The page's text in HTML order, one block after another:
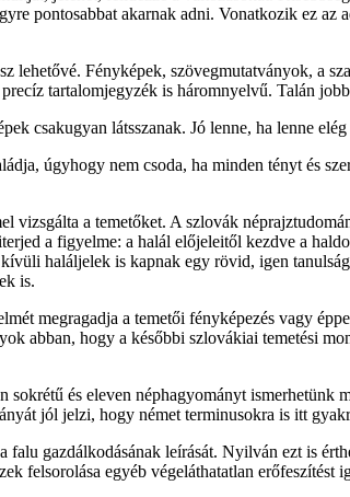
pontosabbat akarnak adni. Vonatkozik ez
lehetővé. Fényképek, szövegmutatványok, a
tartalomjegyzék is háromnyelvű. Talán
csakugyan látsszanak. Jó lenne, ha lenne
úgyhogy nem csoda, ha minden tényt és
a temetőket. A szlovák
a figyelme: a halál előjeleitől kezdve a
haláljelek is kapnak egy rövid, igen
is.
megragadja a temetői fényképezés vagy
abban, hogy a későbbi szlovákiai temetési
és eleven néphagyományt ismerhetünk
jól jelzi, hogy német terminusokra is itt
gazdálkodásának leírását. Nyilván ezt is
felsorolása egyéb végeláthatatlan erőfeszítést